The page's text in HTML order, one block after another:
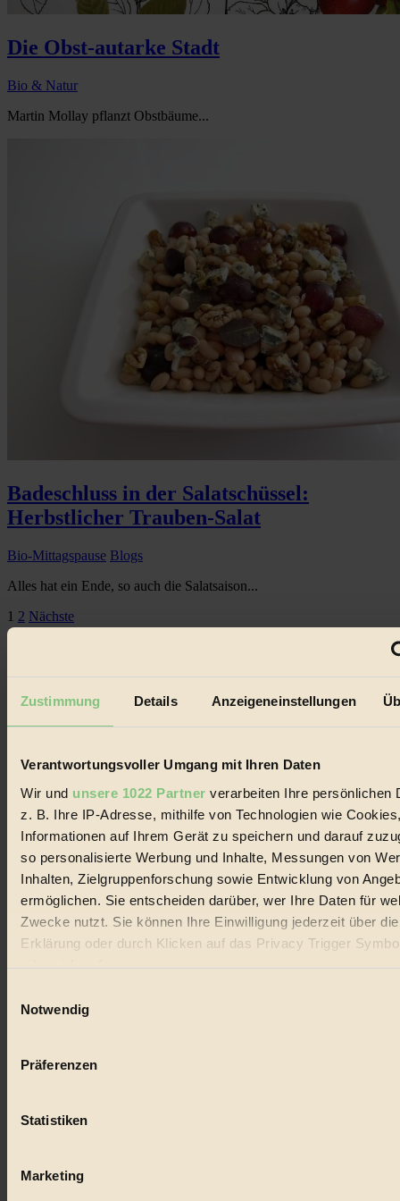
Zustimmung Details Anzeigeneinstellungen
Verantwortungsvoller Umgang mit Ihren Daten
Wir und unsere 1022 Partner verarbeiten Ihre persönlichen
z. B. Ihre IP-Adresse, mithilfe von Technologien wie
Informationen auf Ihrem Gerät zu speichern und darauf
so personalisierte Werbung und Inhalte, Messungen von
Inhalten, Zielgruppenforschung sowie Entwicklung von
ermöglichen. Sie entscheiden darüber, wer Ihre Daten für
Zwecke nutzt. Sie können Ihre Einwilligung jederzeit über
Erklärung oder durch Klicken auf das Privacy Trigger
oder widerrufen
Wenn Sie es erlauben, würden wir auch gerne:
Ihr Gerät durch aktives Scannen nach bestimmten
Erfahren Sie mehr darüber, wie Ihre persönlichen Daten
Notwendig
Präferenzen
Statistiken
Marketing
Die Obst-autarke Stadt
Bio & Natur
Martin Mollay pflanzt Obstbäume...
Badeschluss in der Salatschüssel:
Herbstlicher Trauben-Salat
Bio-Mittagspause Blogs
Alles hat ein Ende, so auch die Salatsaison...
Seitennummerierung
1 2 Nächste